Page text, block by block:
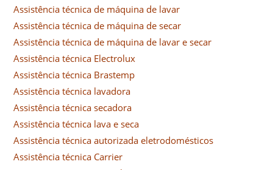
Assistência técnica de máquina de lavar
Assistência técnica de máquina de secar
Assistência técnica de máquina de lavar e secar
Assistência técnica Electrolux
Assistência técnica Brastemp
Assistência técnica lavadora
Assistência técnica secadora
Assistência técnica lava e seca
Assistência técnica autorizada eletrodomésticos
Assistência técnica Carrier